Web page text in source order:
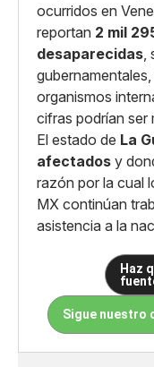
ocurridos en
reportan 2 mil
desaparecidas
organismos
cifras podrían ser
El estado de La
afectados y
razón por la cual
MX continúan
asistencia a la
Haz
Sigue nuestro